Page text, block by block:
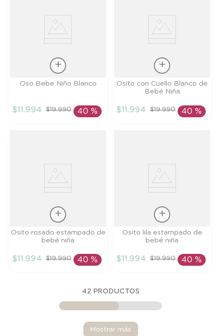
Talla
AÑADIR AL
Oso Bebe Niño Blanco
$11 .994 $19.990 40 %
Talla
AÑADIR AL
Osito con Cuello Blanco de
Bebé Niña
$11 .994 $19.990 40 %
Talla
AÑADIR AL
Osito rosado estampado de
bebé niña
$11 .994 $19.990 40 %
Talla
AÑADIR AL
Osito lila estampado de
bebé niña
$11 .994 $19.990 40 %
42 PRODUCTOS
Mostrar más